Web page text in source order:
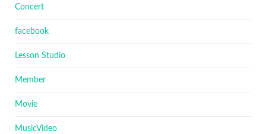
Concert
facebook
Lesson Studio
Member
Movie
MusicVideo